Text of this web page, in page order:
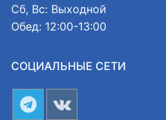
Сб, Вс: Выходной
Обед: 12:00-13:00
СОЦИАЛЬНЫЕ СЕТИ